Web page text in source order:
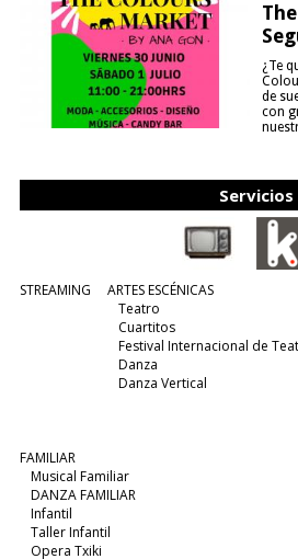
¿Te
de
con
Servicios
STREAMING
ARTES ESCÉNICAS
Teatro
Cuartitos
Festival Internacional de
Danza
Danza Vertical
FAMILIAR
Musical Familiar
DANZA FAMILIAR
Infantil
Taller Infantil
Opera Txiki